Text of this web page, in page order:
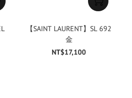
【SAINT LAURENT】SL 692
金
NT$17,100